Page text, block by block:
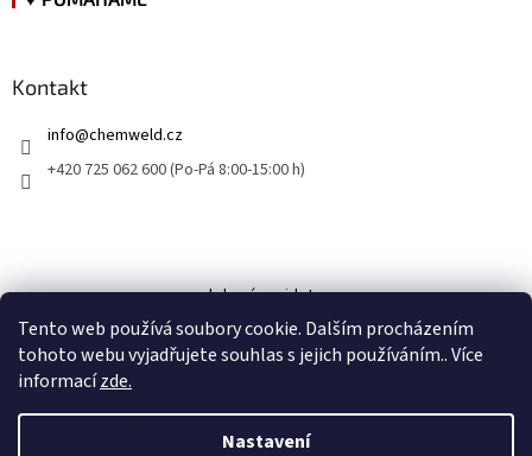
Tento web používá soubory cookie. Dalším procházením
tohoto webu vyjadřujete souhlas s jejich používáním.. Více
informacízde.
Nastavení
Kontakt
info@chemweld.cz
+420 725 062 600 (Po-Pá 8:00-15:00 h)
kde nás najdete
Vytvořil Shoptet